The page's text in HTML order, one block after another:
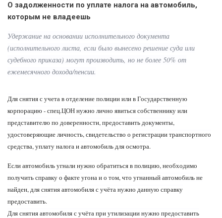
О задолженности по уплате налога на автомобиль,
которым не владеешь
Удержание на основании исполнительного документа
(исполнительного листа, если было вынесено решение суда или
судебного приказа) могут производить, но не более 50% от
ежемесячного дохода/пенсии.
Для снятия с учета в отделение полиции или в Государственную
корпорацию -спец.ЦОН нужно лично явиться собственнику или
представителю по доверенности, предоставить документы,
удостоверяющие личность, свидетельство о регистрации транспортного
средства, уплату налога и автомобиль для осмотра.
Если автомобиль угнали нужно обратиться в полицию,необходимо
получить справку о факте угона и о том, что угнанный автомобиль не
найден, для снятия автомобиля с учёта нужно данную справку
предоставить.
Для снятия автомобиля с учёта при утилизации нужно предоставить